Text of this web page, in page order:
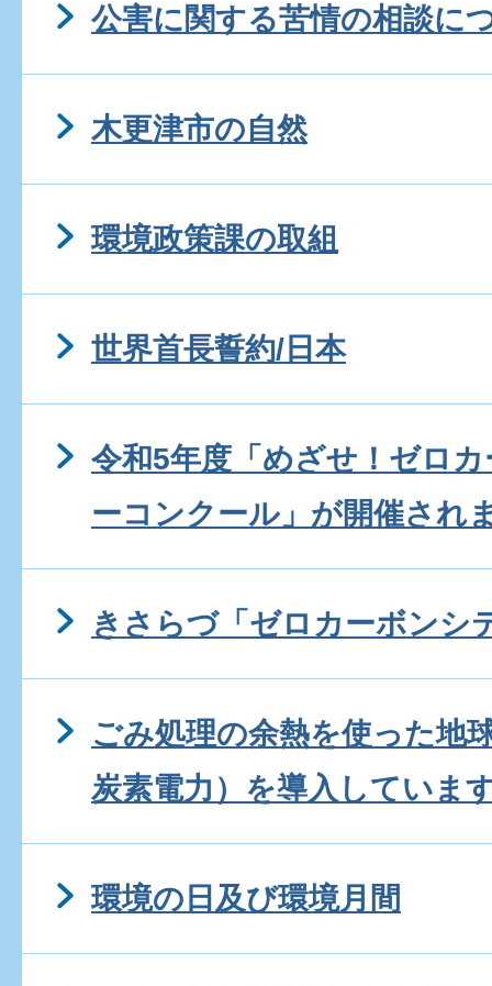
公害に関する苦情の相談に
木更津市の自然
環境政策課の取組
世界首長誓約/日本
令和5年度「めざせ！ゼロ
ーコンクール」が開催され
きさらづ「ゼロカーボンシ
ごみ処理の余熱を使った地
炭素電力）を導入していま
環境の日及び環境月間